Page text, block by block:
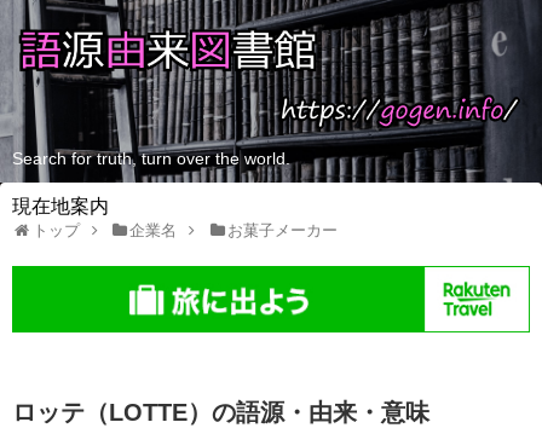
Search for truth, turn over the world.
現在地案内
トップ 企業名 お菓子メーカー
ロッテ（LOTTE）の語源・由来・意味